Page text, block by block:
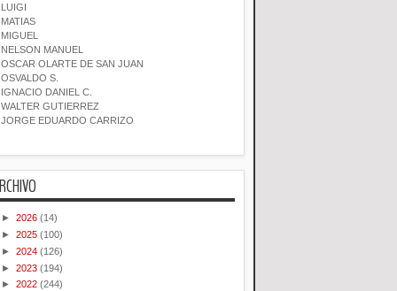
LUIGI
MATIAS
MIGUEL
NELSON MANUEL
OSCAR OLARTE DE SAN JUAN
OSVALDO S.
IGNACIO DANIEL C.
WALTER GUTIERREZ
JORGE EDUARDO CARRIZO
► 2026 (14)
► 2025 (100)
► 2024 (126)
► 2023 (194)
► 2022 (244)